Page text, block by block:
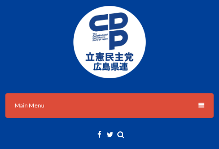
立憲民主党広島県総支部連合会
Main Menu